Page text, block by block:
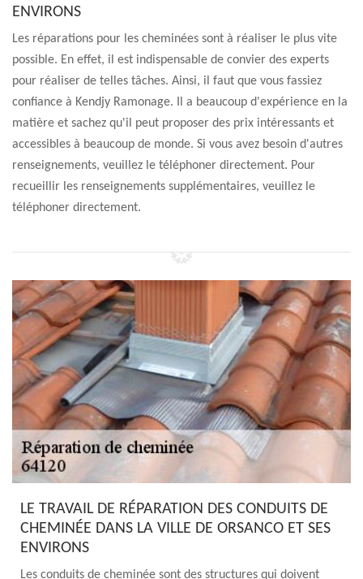
ENVIRONS
Les réparations pour les cheminées sont à réaliser le plus vite
possible. En effet, il est indispensable de convier des experts
pour réaliser de telles tâches. Ainsi, il faut que vous fassiez
confiance à Kendjy Ramonage. Il a beaucoup d'expérience en la
matière et sachez qu'il peut proposer des prix intéressants et
accessibles à beaucoup de monde. Si vous avez besoin d'autres
renseignements, veuillez le téléphoner directement. Pour
recueillir les renseignements supplémentaires, veuillez le
téléphoner directement.
LE TRAVAIL DE RÉPARATION DES CONDUITS DE
CHEMINÉE DANS LA VILLE DE ORSANCO ET SES
ENVIRONS
Les conduits de cheminée sont des structures qui doivent